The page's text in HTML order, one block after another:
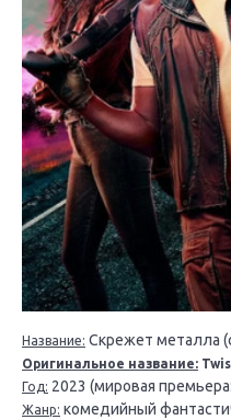
Название: Скрежет металла
Оригинальное название:
Год: 2023 (мировая
Жанр: комедийный